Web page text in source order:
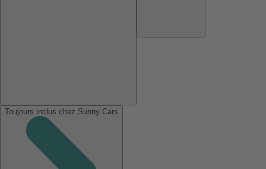
Toujours inclus chez Sunny Cars